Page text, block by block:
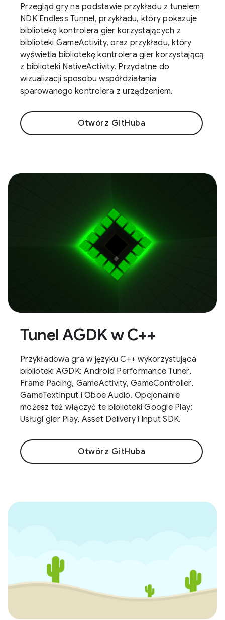
Przegląd gry na podstawie przykładu z tunelem
NDK Endless Tunnel, przykładu, który pokazuje
bibliotekę kontrolera gier korzystających z
biblioteki GameActivity, oraz przykładu, który
wyświetla bibliotekę kontrolera gier korzystającą
z biblioteki NativeActivity. Przydatne do
wizualizacji sposobu współdziałania
sparowanego kontrolera z urządzeniem.
Otwórz GitHuba
Tunel AGDK w C++
Przykładowa gra w języku C++ wykorzystująca
biblioteki AGDK: Android Performance Tuner,
Frame Pacing, GameActivity, GameController,
GameTextInput i Oboe Audio. Opcjonalnie
możesz też włączyć te biblioteki Google Play:
Usługi gier Play, Asset Delivery i input SDK.
Otwórz GitHuba